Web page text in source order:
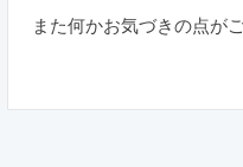
また何かお気づきの点が